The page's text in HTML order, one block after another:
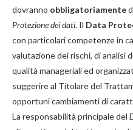
dovranno obbligatoriamente
Protezione dei dati. Il Data
con particolari competenze in
valutazione dei rischi, di analisi
qualità manageriali ed
suggerire al Titolare del
opportuni cambiamenti di
La responsabilità principale del